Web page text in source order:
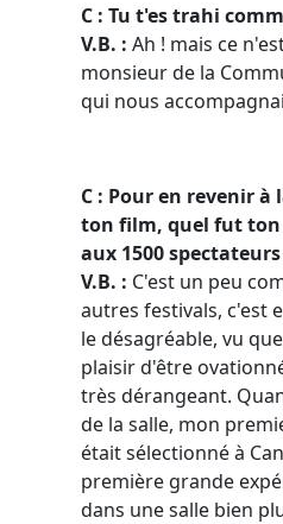
C : Tu t'es trahi
V.B. : Ah ! mais ce
monsieur de la
qui nous
C : Pour en revenir
ton film, quel fut
aux 1500 spectateurs
V.B. : C'est un peu
autres festivals, c'est
le désagréable, vu
plaisir d'être
très dérangeant.
de la salle, mon
était sélectionné à
première grande
dans une salle bien